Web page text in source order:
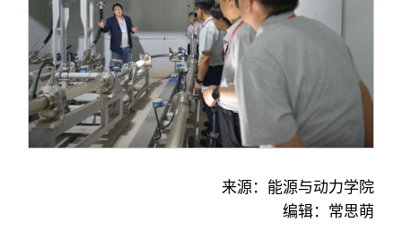
来源：能源与动力学院
编辑：常思萌